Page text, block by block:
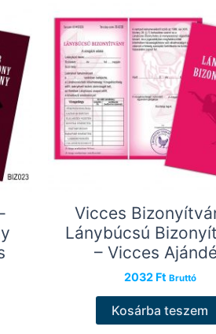
Vicces
Lánybúcsú
– Vicces
2032 Ft Bruttó
Kosárba teszem